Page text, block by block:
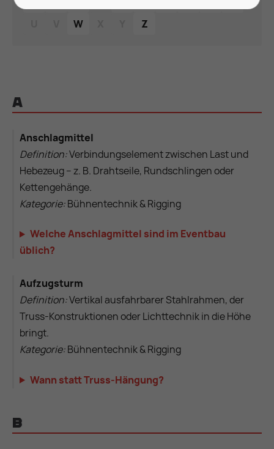
W Z
A
Anschlagmittel
Definition:Verbindungselement zwischen Last und
Hebezeug – z. B. Drahtseile, Rundschlingen oder
Kettengehänge.
Kategorie:Bühnentechnik & Rigging
Welche Anschlagmittel sind im Eventbau
üblich?
Aufzugsturm
Definition:Vertikal ausfahrbarer Stahlrahmen, der
Truss-Konstruktionen oder Lichttechnik in die Höhe
bringt.
Kategorie:Bühnentechnik & Rigging
Wann statt Truss-Hängung?
B